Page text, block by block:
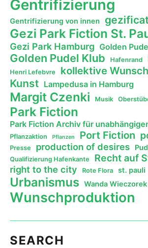
Gentrifizierung
Gentrifizierung von innen
Gezi Park Fiction St.
Gezi Park Hamburg Golden
Golden Pudel Klub Hafenrand
Henri Lefebvre kollektive
Kunst Lampedusa in Hamburg
Margit Czenki Musik
Park Fiction
Park Fiction Archiv für
Pflanzaktion Pflanzen Port Fiction
Presse production of desires
Qualifizierung Hafenkante Recht auf
right to the city Rote Flora st. pauli
Urbanismus Wanda Wieczorek
Wunschproduktion
SEARCH